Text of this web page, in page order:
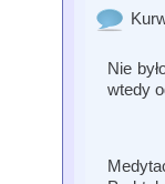
Nie
wtedy